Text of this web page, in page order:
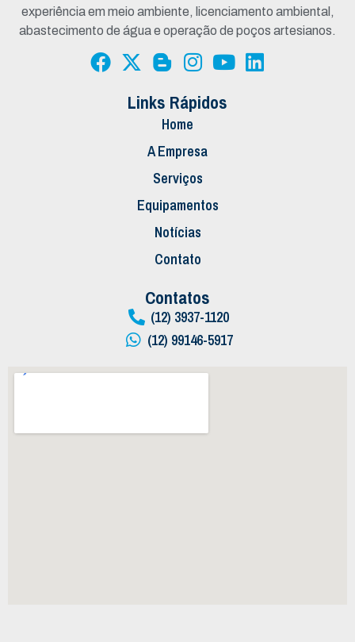
experiência em meio ambiente, licenciamento ambiental,
abastecimento de água e operação de poços artesianos.
Links Rápidos
Home
A Empresa
Serviços
Equipamentos
Notícias
Contato
Contatos
(12) 3937-1120
(12) 99146-5917